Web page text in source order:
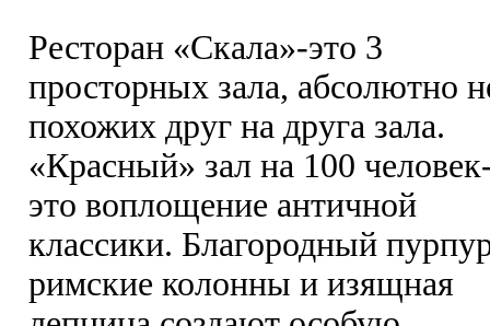
Ресторан «Скала»-это 3
просторных зала, абсолютно
похожих друг на друга зала.
«Красный» зал на 100
это воплощение античной
классики. Благородный
римские колонны и изящная